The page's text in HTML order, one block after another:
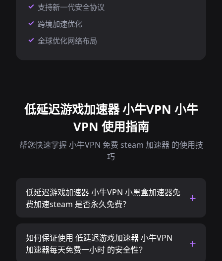
支持新一代安全协议
跨境加速优化
全球优化网络布局
低延迟游戏加速器 小牛VPN 小牛
VPN 使用指南
帮您快速掌握 小牛VPN 免费 steam 加速器 的使用技
巧
低延迟游戏加速器 小牛VPN 小黑盒加速器免
费加速steam 是否永久免费？
如何保证使用 低延迟游戏加速器 小牛VPN
加速器每天免费一小时 的安全性？